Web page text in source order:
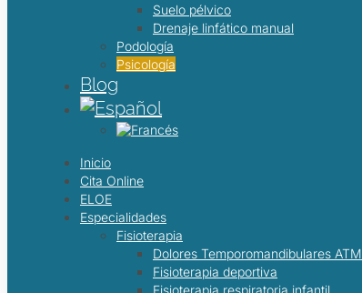
Suelo pélvico
Drenaje linfático manual
Podología
Psicología
Blog
Inicio
Cita Online
ELOE
Especialidades
Fisioterapia
Dolores Temporomandibulares ATM
Fisioterapia deportiva
Fisioterapia respiratoria infantil